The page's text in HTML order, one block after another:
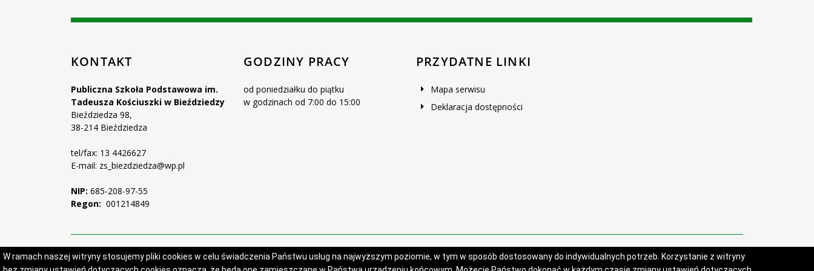
W ramach naszej witryny stosujemy pliki cookies w celu świadczenia Państwu usług na najwyższym poziomie, w tym w sposób dostosowany do indywidualnych potrzeb. Korzystanie z witryny
KONTAKT
Publiczna Szkoła Podstawowa im.
Tadeusza Kościuszki w Bieździedzy
Bieździedza 98,
38-214 Bieździedza
tel/fax: 13 4426627
E-mail: zs_biezdziedza@wp.pl
NIP: 685-208-97-55
Regon: 001214849
GODZINY PRACY
od poniedziałku do piątku
w godzinach od 7:00 do 15:00
PRZYDATNE LINKI
Mapa serwisu
Deklaracja dostępności
Projekt i wykonanie:Logonet Sp. z o.o.